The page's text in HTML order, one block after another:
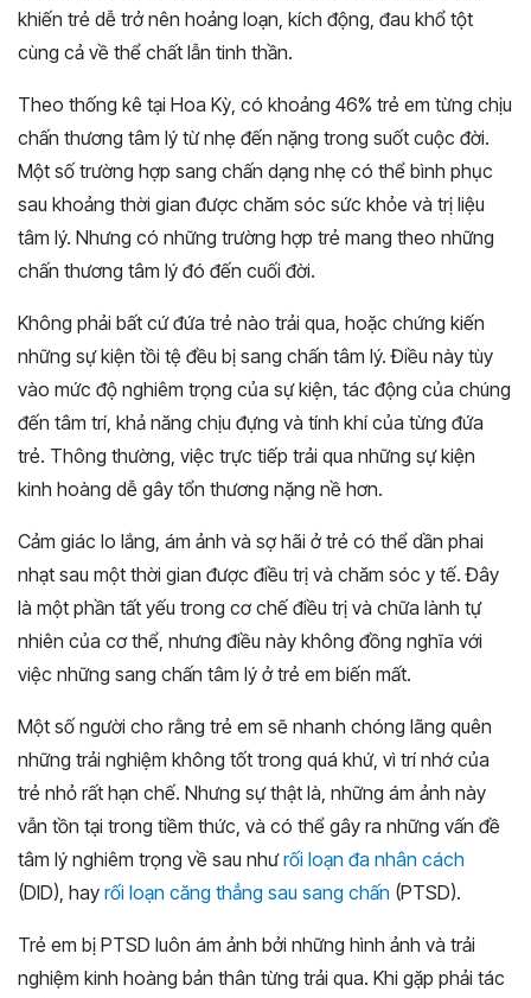
khiến trẻ dễ trở nên hoảng loạn, kích động, đau khổ tột
cùng cả về thể chất lẫn tinh thần.
Theo thống kê tại Hoa Kỳ, có khoảng 46% trẻ em từng chịu
chấn thương tâm lý từ nhẹ đến nặng trong suốt cuộc đời.
Một số trường hợp sang chấn dạng nhẹ có thể bình phục
sau khoảng thời gian được chăm sóc sức khỏe và trị liệu
tâm lý. Nhưng có những trường hợp trẻ mang theo những
chấn thương tâm lý đó đến cuối đời.
Không phải bất cứ đứa trẻ nào trải qua, hoặc chứng kiến
những sự kiện tồi tệ đều bị sang chấn tâm lý. Điều này tùy
vào mức độ nghiêm trọng của sự kiện, tác động của chúng
đến tâm trí, khả năng chịu đựng và tính khí của từng đứa
trẻ. Thông thường, việc trực tiếp trải qua những sự kiện
kinh hoàng dễ gây tổn thương nặng nề hơn.
Cảm giác lo lắng, ám ảnh và sợ hãi ở trẻ có thể dần phai
nhạt sau một thời gian được điều trị và chăm sóc y tế. Đây
là một phần tất yếu trong cơ chế điều trị và chữa lành tự
nhiên của cơ thể, nhưng điều này không đồng nghĩa với
việc những sang chấn tâm lý ở trẻ em biến mất.
Một số người cho rằng trẻ em sẽ nhanh chóng lãng quên
những trải nghiệm không tốt trong quá khứ, vì trí nhớ của
trẻ nhỏ rất hạn chế. Nhưng sự thật là, những ám ảnh này
vẫn tồn tại trong tiềm thức, và có thể gây ra những vấn đề
tâm lý nghiêm trọng về sau nhưrối loạn đa nhân cách
(DID), hay rối loạn căng thẳng sau sang chấn (PTSD).
Trẻ em bị PTSD luôn ám ảnh bởi những hình ảnh và trải
nghiệm kinh hoàng bản thân từng trải qua. Khi gặp phải tác